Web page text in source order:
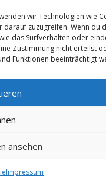
wir Technologien wie
zuzugreifen. Wenn du
das Surfverhalten oder
Zustimmung nicht erteilst
Funktionen beeinträchtigt
ansehen
Impressum